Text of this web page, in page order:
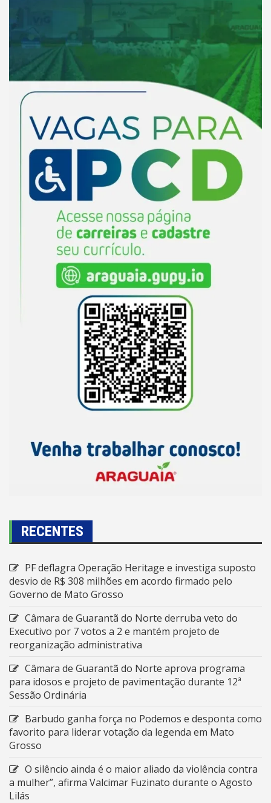
RECENTES
PF deflagra Operação Heritage e investiga suposto
desvio de R$ 308 milhões em acordo firmado pelo
Governo de Mato Grosso
Câmara de Guarantã do Norte derruba veto do
Executivo por 7 votos a 2 e mantém projeto de
reorganização administrativa
Câmara de Guarantã do Norte aprova programa
para idosos e projeto de pavimentação durante 12ª
Sessão Ordinária
Barbudo ganha força no Podemos e desponta como
favorito para liderar votação da legenda em Mato
Grosso
O silêncio ainda é o maior aliado da violência contra
a mulher”, afirma Valcimar Fuzinato durante o Agosto
Lilás